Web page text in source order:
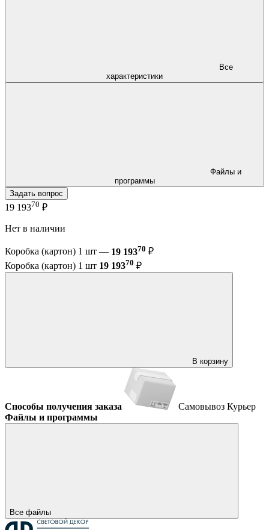
характеристики
программы
Задать вопрос
19 19370 ₽
Нет в наличии
Коробка (картон) 1 шт — 19 19370 ₽
Коробка (картон) 1 шт 19 19370 ₽
В корзину
Способы получения заказа Самовывоз Курьер
Файлы и программы
Все файлы